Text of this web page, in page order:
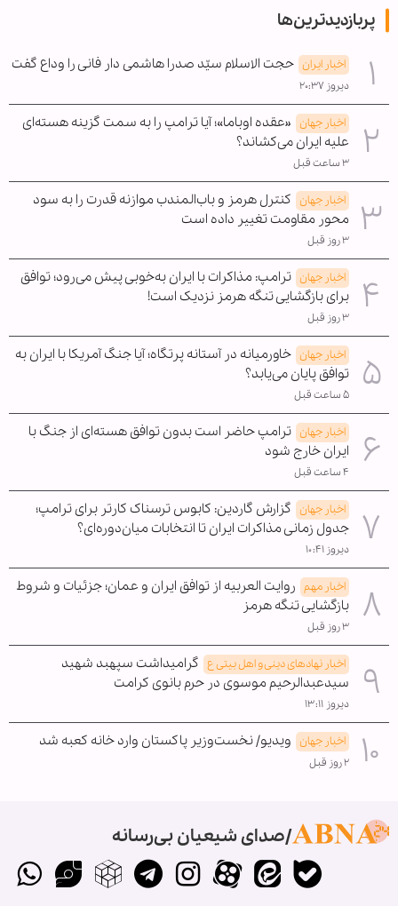
پربازدیدترین‌ها
اخبار ایران حجت الاسلام سیّد صدرا هاشمی دار فانی را وداع گفت
دیروز ۲۰:۳۷
اخبار جهان «عقده اوباما»؛ آیا ترامپ را به سمت گزینه هسته‌ای
علیه ایران می‌کشاند؟
۳ ساعت قبل
اخبار جهان کنترل هرمز و باب‌المندب موازنه قدرت را به سود
محور مقاومت تغییر داده است
۳ روز قبل
اخبار جهان ترامپ: مذاکرات با ایران به‌خوبی پیش می‌رود؛ توافق
برای بازگشایی تنگه هرمز نزدیک است!
۳ روز قبل
اخبار جهان خاورمیانه در آستانه پرتگاه؛ آیا جنگ آمریکا با ایران به
توافق پایان می‌یابد؟
۵ ساعت قبل
اخبار جهان ترامپ حاضر است بدون توافق هسته‌ای از جنگ با
ایران خارج شود
۴ ساعت قبل
اخبار جهان گزارش گاردین: کابوس ترسناک کارتر برای ترامپ؛
جدول زمانی مذاکرات ایران تا انتخابات میان‌دوره‌ای؟
دیروز ۱۰:۴۱
اخبار مهم روایت العربیه از توافق ایران و عمان؛ جزئیات و شروط
بازگشایی تنگه هرمز
۳ روز قبل
اخبار نهادهای دینی و اهل بیتی ع گرامیداشت سپهبد شهید
سیدعبدالرحیم موسوی در حرم بانوی کرامت
دیروز ۱۳:۱۱
اخبار جهان ویدیو/ نخست‌وزیر پاکستان وارد خانه کعبه شد
۲ روز قبل
صدای شیعیان بی‌رسانه